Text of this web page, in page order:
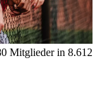
Mitglieder in 8.612